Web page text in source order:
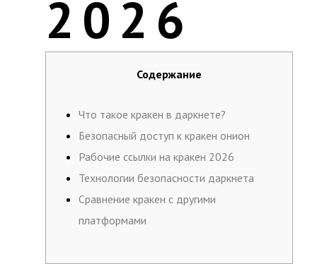
2026
Содержание
Что такое кракен в даркнете?
Безопасный доступ к кракен онион
Рабочие ссылки на кракен 2026
Технологии безопасности даркнета
Сравнение кракен с другими
платформами